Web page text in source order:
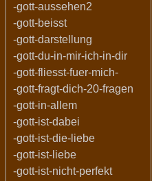
-gott-aussehen2
-gott-beisst
-gott-darstellung
-gott-du-in-mir-ich-in-dir
-gott-fliesst-fuer-mich-
-gott-fragt-dich-20-fragen
-gott-in-allem
-gott-ist-dabei
-gott-ist-die-liebe
-gott-ist-liebe
-gott-ist-nicht-perfekt